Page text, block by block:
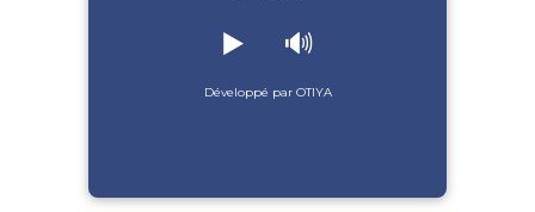
▶️ 🔊
Développé par OTIYA